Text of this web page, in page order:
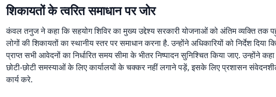
शिकायतों के त्वरित समाधान पर जोर
कंवल तनुज ने कहा कि सहयोग शिविर का मुख्य उद्देश्य सरकारी योजनाओं को अंतिम व्यक्ति तक
लोगों की शिकायतों का स्थानीय स्तर पर समाधान करना है. उन्होंने अधिकारियों को निर्देश दिया
प्राप्त सभी आवेदनों का निर्धारित समय सीमा के भीतर निष्पादन सुनिश्चित किया जाए. उन्होंने
छोटी-छोटी समस्याओं के लिए कार्यालयों के चक्कर नहीं लगाने पड़ें, इसके लिए प्रशासन
कार्य करे.